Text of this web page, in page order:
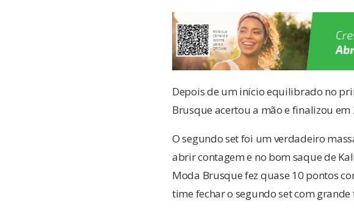
Depois de um início equilibrado no
Brusque acertou a mão e finalizou em
O segundo set foi um verdadeiro
abrir contagem e no bom saque de
Moda Brusque fez quase 10 pontos
time fechar o segundo set com grande